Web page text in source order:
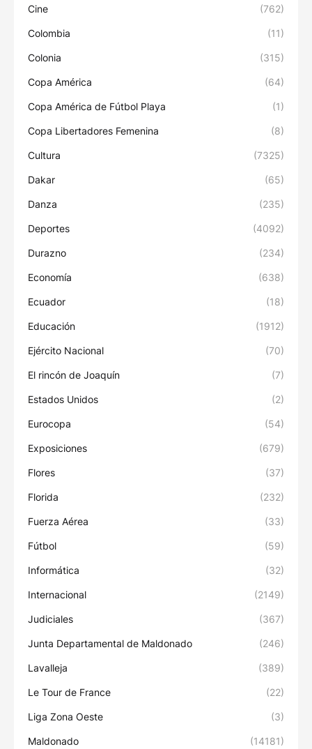
Cine (762)
Colombia (11)
Colonia (315)
Copa América (64)
Copa América de Fútbol Playa (1)
Copa Libertadores Femenina (8)
Cultura (7325)
Dakar (65)
Danza (235)
Deportes (4092)
Durazno (234)
Economía (638)
Ecuador (18)
Educación (1912)
Ejército Nacional (70)
El rincón de Joaquín (7)
Estados Unidos (2)
Eurocopa (54)
Exposiciones (679)
Flores (37)
Florida (232)
Fuerza Aérea (33)
Fútbol (59)
Informática (32)
Internacional (2149)
Judiciales (367)
Junta Departamental de Maldonado (246)
Lavalleja (389)
Le Tour de France (22)
Liga Zona Oeste (3)
Maldonado (14181)